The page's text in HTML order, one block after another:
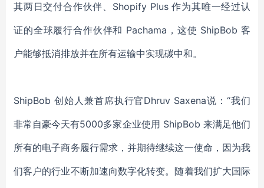
其两日交付合作伙伴、Shopify Plus 作为其唯一经过认
证的全球履行合作伙伴和 Pachama，这使 ShipBob 客
户能够抵消排放并在所有运输中实现碳中和。
ShipBob 创始人兼首席执行官Dhruv Saxena说 ：“我们
非常自豪今天有5000多家企业使用 ShipBob 来满足他们
所有的电子商务履行需求，并期待继续这一使命，因为我
们客户的行业不断加速向数字化转变。随着我们扩大国际